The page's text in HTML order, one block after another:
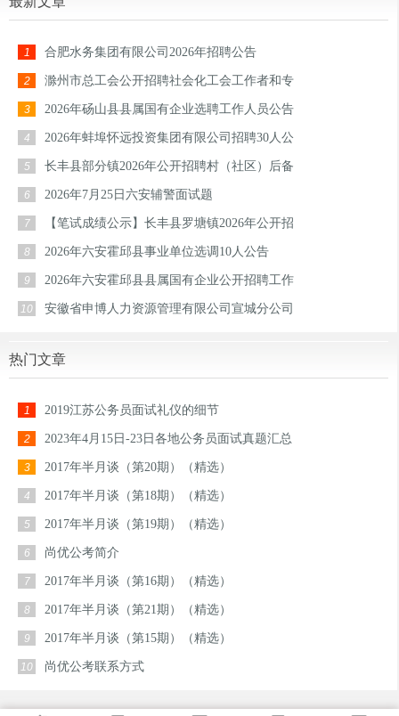
1 合肥水务集团有限公司2026年招聘公告
2 滁州市总工会公开招聘社会化工会工作者和专
3 2026年砀山县县属国有企业选聘工作人员公告
4 2026年蚌埠怀远投资集团有限公司招聘30人公
5 长丰县部分镇2026年公开招聘村（社区）后备
6 2026年7月25日六安辅警面试题
7 【笔试成绩公示】长丰县罗塘镇2026年公开招
8 2026年六安霍邱县事业单位选调10人公告
9 2026年六安霍邱县县属国有企业公开招聘工作
10 安徽省申博人力资源管理有限公司宣城分公司
热门文章
1 2019江苏公务员面试礼仪的细节
2 2023年4月15日-23日各地公务员面试真题汇总
3 2017年半月谈（第20期）（精选）
4 2017年半月谈（第18期）（精选）
5 2017年半月谈（第19期）（精选）
6 尚优公考简介
7 2017年半月谈（第16期）（精选）
8 2017年半月谈（第21期）（精选）
9 2017年半月谈（第15期）（精选）
10 尚优公考联系方式